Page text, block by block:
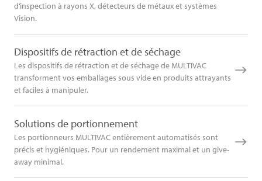
d’inspection à rayons X, détecteurs de métaux et systèmes
Vision.
Dispositifs de rétraction et de séchage
Les dispositifs de rétraction et de séchage de MULTIVAC
transforment vos emballages sous vide en produits attrayants
et faciles à manipuler.
Solutions de portionnement
Les portionneurs MULTIVAC entièrement automatisés sont
précis et hygiéniques. Pour un rendement maximal et un give-
away minimal.